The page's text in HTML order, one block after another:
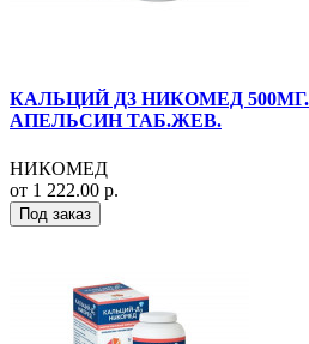
КАЛЬЦИЙ Д3 НИКОМЕД
АПЕЛЬСИН ТАБ.ЖЕВ.
НИКОМЕД
от 1 222.00 р.
Под заказ